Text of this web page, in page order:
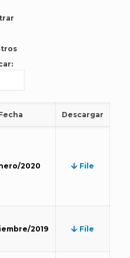
Descargar
2020 File
2019 File